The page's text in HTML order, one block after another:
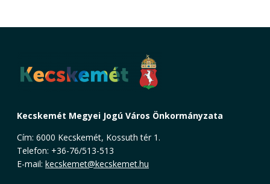
Kecskemét Megyei Jogú Város Önkormányzata
Cím: 6000 Kecskemét, Kossuth tér 1.
Telefon: +36-76/513-513
E-mail: kecskemet@kecskemet.hu